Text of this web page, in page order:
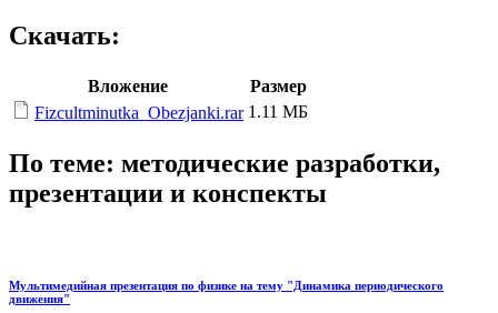
Скачать:
Вложение
Размер
Fizcultminutka_Obezjanki.rar 1.11 МБ
По теме: методические разработки,
презентации и конспекты
Мультимедийная презентация по физике на тему "Динамика периодического
движения"